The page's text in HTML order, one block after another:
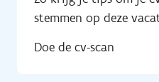
stemmen op deze
Doe de cv-scan